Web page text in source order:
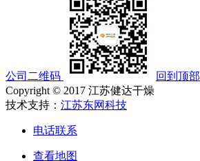
公司二维码
回到顶部
Copyright © 2017 江苏健达干燥
技术支持： 江苏东网科技
电话联系
查看地图